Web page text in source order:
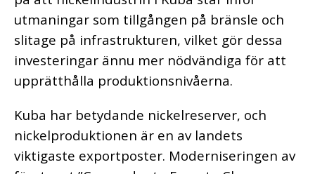
utmaningar som tillgången på bränsle och
slitage på infrastrukturen, vilket gör dessa
investeringar ännu mer nödvändiga för att
upprätthålla produktionsnivåerna.
Kuba har betydande nickelreserver, och
nickelproduktionen är en av landets
viktigaste exportposter. Moderniseringen av